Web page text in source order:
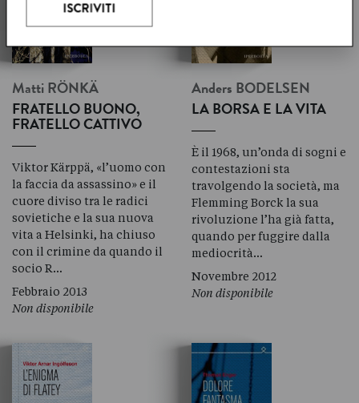
Matti RÖNKÄ
FRATELLO BUONO,
FRATELLO CATTIVO
Viktor Kärppä, «l’uomo con
la faccia da assassino» e il
cuore diviso tra le radici
sovietiche e la sua nuova
vita a Helsinki, ha chiuso
con il crimine da quando il
socio R…
Febbraio 2013
Non disponibile
Anders BODELSEN
LA BORSA E LA VITA
È il 1968, un’onda di sogni e
contestazioni sta
travolgendo la società, ma
Flemming Borck la sua
rivoluzione l’ha già fatta,
quando per fuggire dalla
mediocrità…
Novembre 2012
Non disponibile